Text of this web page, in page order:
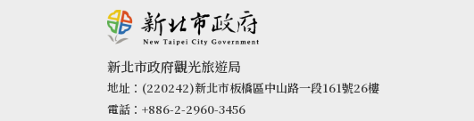
新北市政府觀光旅遊局
地址：(220242)新北市板橋區中山路一段161號26樓
電話：+886-2-2960-3456